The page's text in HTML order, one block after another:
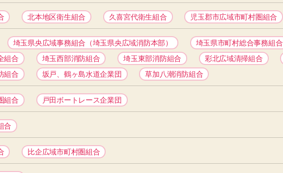
北本地区衛生組合 久喜宮代衛生組合 児玉郡市広域市町村圏組合
埼玉県央広域事務組合（埼玉県央広域消防本部） 埼玉県市町村総合事務組合
組合
埼玉西部消防組合 埼玉東部消防組合 彩北広域清掃組合
組合
坂戸、鶴ヶ島水道企業団 草加八潮消防組合
組合 戸田ボートレース企業団
合
比企広域市町村圏組合